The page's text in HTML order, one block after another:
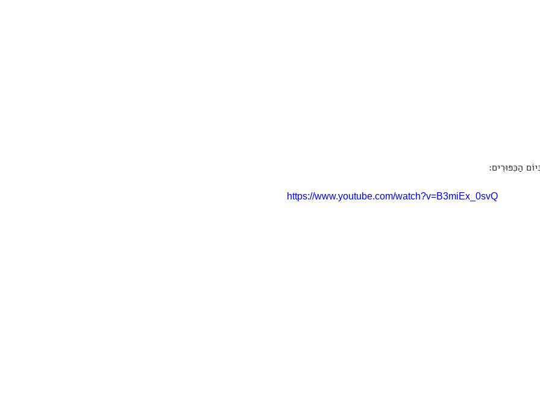
הַכִּפּוּרִים:
https://www.youtube.com/watch?v=B3miEx_0svQ